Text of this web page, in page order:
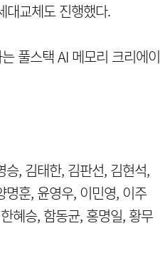
대교체도 진행했다.
풀스택 AI 메모리 크리에이
, 김태한, 김판선, 김현석,
훈, 윤영우, 이민영, 이주
혜승, 함동균, 홍명일, 황무